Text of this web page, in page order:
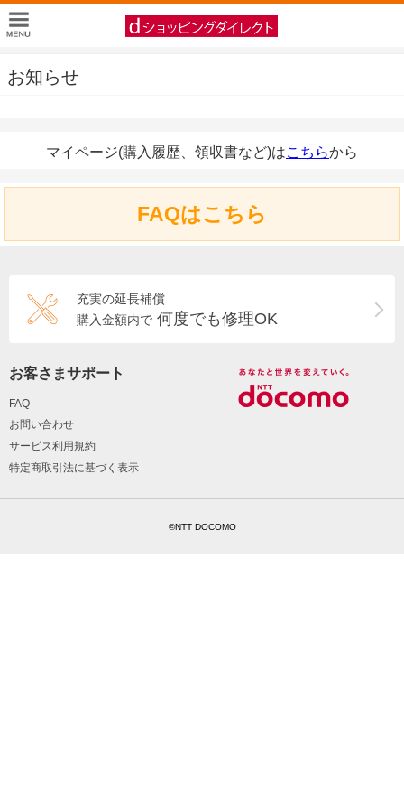
お知らせ
マイページ(購入履歴、領収書など)はこちらから
FAQはこちら
充実の延長補償
購入金額内で 何度でも修理OK
お客さまサポート
FAQ
お問い合わせ
サービス利用規約
特定商取引法に基づく表示
©NTT DOCOMO